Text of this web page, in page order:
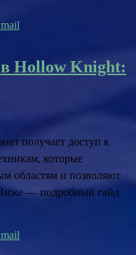
Hollow Knight:
получает доступ к
которые
областям и позволяют
Ниже — подробный гайд